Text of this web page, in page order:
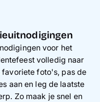
voor het
volledig naar
foto's, pas de
aan en leg de laatste
Zo maak je snel en